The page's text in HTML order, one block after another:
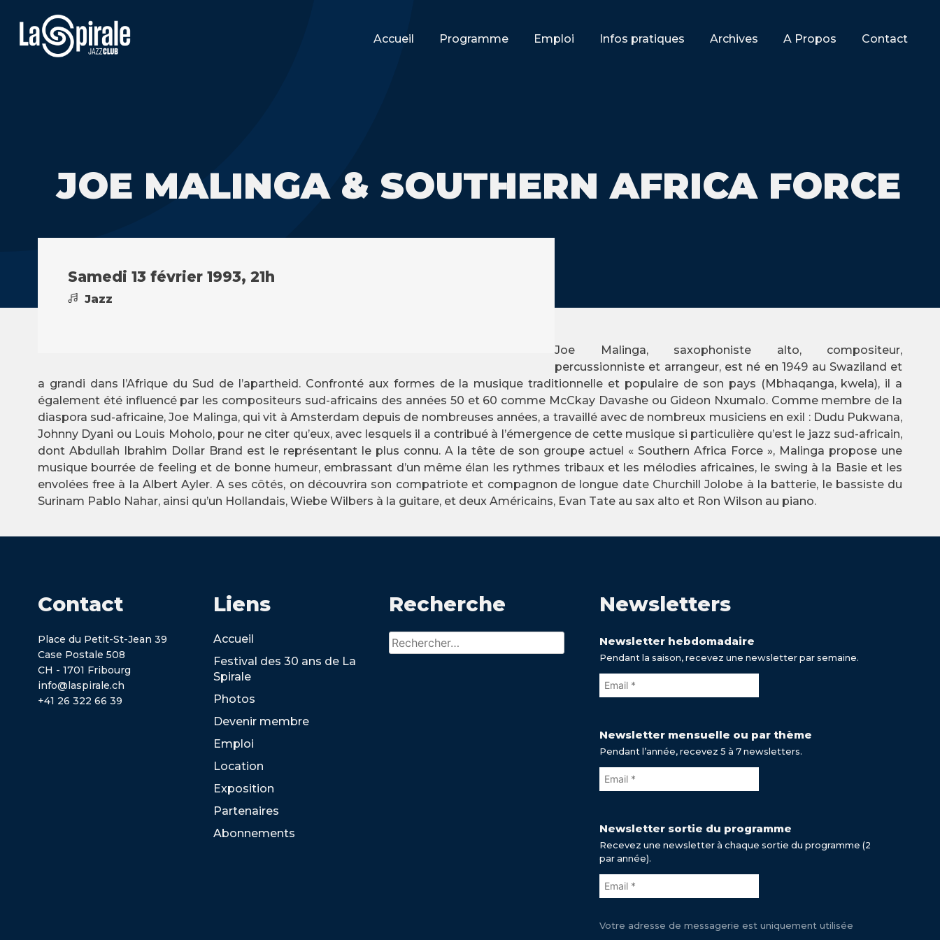
Accueil Programme Emploi Infos pratiques Archives A Propos Contact
JOE MALINGA & SOUTHERN AFRICA FORCE
Samedi 13 février 1993, 21h
Jazz
Joe Malinga, saxophoniste alto, compositeur,
percussionniste et arrangeur, est né en 1949 au Swaziland et
a grandi dans l’Afrique du Sud de l’apartheid. Confronté aux formes de la musique traditionnelle et populaire de son pays (Mbhaqanga, kwela), il a
également été influencé par les compositeurs sud-africains des années 50 et 60 comme McCkay Davashe ou Gideon Nxumalo. Comme membre de la
diaspora sud-africaine, Joe Malinga, qui vit à Amsterdam depuis de nombreuses années, a travaillé avec de nombreux musiciens en exil : Dudu Pukwana,
Johnny Dyani ou Louis Moholo, pour ne citer qu’eux, avec lesquels il a contribué à l’émergence de cette musique si particulière qu’est le jazz sud-africain,
dont Abdullah Ibrahim Dollar Brand est le représentant le plus connu. A la tête de son groupe actuel « Southern Africa Force », Malinga propose une
musique bourrée de feeling et de bonne humeur, embrassant d’un même élan les rythmes tribaux et les mélodies africaines, le swing à la Basie et les
envolées free à la Albert Ayler. A ses côtés, on découvrira son compatriote et compagnon de longue date Churchill Jolobe à la batterie, le bassiste du
Surinam Pablo Nahar, ainsi qu’un Hollandais, Wiebe Wilbers à la guitare, et deux Américains, Evan Tate au sax alto et Ron Wilson au piano.
Contact
Place du Petit-St-Jean 39
Case Postale 508
CH - 1701 Fribourg
info@laspirale.ch
+41 26 322 66 39
Liens
Accueil
Festival des 30 ans de La
Spirale
Photos
Devenir membre
Emploi
Location
Exposition
Partenaires
Abonnements
Recherche
Rechercher :
Newsletters
Newsletter hebdomadaire
Pendant la saison, recevez une newsletter par semaine.
Newsletter mensuelle ou par thème
Pendant l’année, recevez 5 à 7 newsletters.
Newsletter sortie du programme
Recevez une newsletter à chaque sortie du programme (2
par année).
Votre adresse de messagerie est uniquement utilisée